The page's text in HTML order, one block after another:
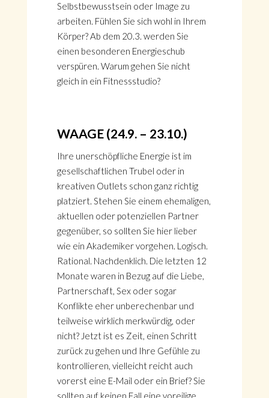
Selbstbewusstsein oder Image zu
arbeiten. Fühlen Sie sich wohl in Ihrem
Körper? Ab dem 20.3. werden Sie
einen besonderen Energieschub
verspüren. Warum gehen Sie nicht
gleich in ein Fitnessstudio?
WAAGE (24.9. – 23.10.)
Ihre unerschöpfliche Energie ist im
gesellschaftlichen Trubel oder in
kreativen Outlets schon ganz richtig
platziert. Stehen Sie einem ehemaligen,
aktuellen oder potenziellen Partner
gegenüber, so sollten Sie hier lieber
wie ein Akademiker vorgehen. Logisch.
Rational. Nachdenklich. Die letzten 12
Monate waren in Bezug auf die Liebe,
Partnerschaft, Sex oder sogar
Konflikte eher unberechenbar und
teilweise wirklich merkwürdig, oder
nicht? Jetzt ist es Zeit, einen Schritt
zurück zu gehen und Ihre Gefühle zu
kontrollieren, vielleicht reicht auch
vorerst eine E-Mail oder ein Brief? Sie
sollten auf keinen Fall eine voreilige